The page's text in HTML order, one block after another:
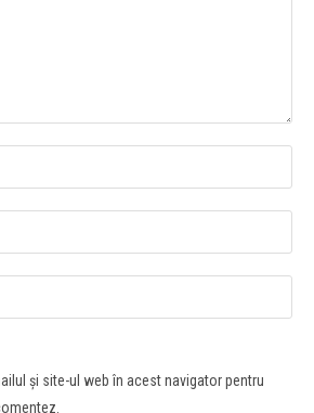
și site-ul web în acest navigator pentru